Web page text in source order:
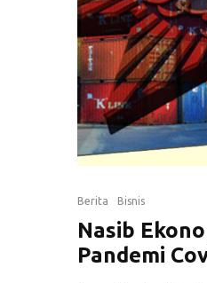
Berita Bisnis
Nasib
Pandemi